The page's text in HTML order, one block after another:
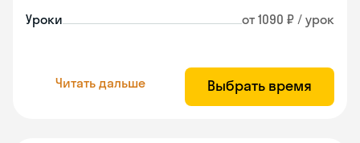
Уроки от 1090 ₽ / урок
Читать дальше Выбрать время